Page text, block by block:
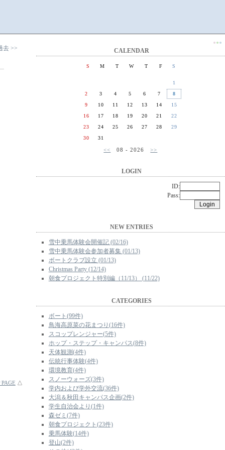
去 >>
PAGE △
●●●
CALENDAR
S M T W T F S
1
2
3 4 5 6 7
8
9
10 11 12 13 14
15
16
17 18 19 20 21
22
23
24 25 26 27 28
29
30
31
<< 08 - 2026>>
LOGIN
ID:
Pass:
NEW ENTRIES
雪中乗馬体験会開催記 (02/16)
雪中乗馬体験会参加者募集 (01/13)
ボートクラブ設立 (01/13)
Christmas Party (12/14)
朝食プロジェクト特別編（11/13） (11/22)
CATEGORIES
ボート(99件)
鳥海高原菜の花まつり(16件)
スコップレンジャー(5件)
ホップ・ステップ・キャンパス(8件)
天体観測(4件)
伝統行事体験(4件)
環境教育(4件)
スノーウォーズ(3件)
学内および学外交流(36件)
大潟＆秋田キャンパス企画(2件)
学生自治会より(1件)
森ゼミ(7件)
朝食プロジェクト(23件)
乗馬体験(14件)
登山(2件)